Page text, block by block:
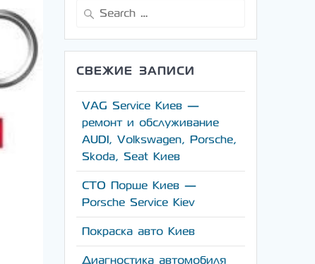
Search
СВЕЖИЕ ЗАПИСИ
VAG Service Киев —
ремонт и обслуживание
AUDI, Volkswagen, Porsche,
Skoda, Seat Киев
СТО Порше Киев —
Porsche Service Kiev
Покраска авто Киев
Диагностика автомобиля